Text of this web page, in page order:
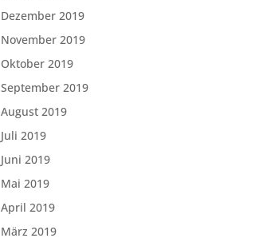
Dezember 2019
November 2019
Oktober 2019
September 2019
August 2019
Juli 2019
Juni 2019
Mai 2019
April 2019
März 2019